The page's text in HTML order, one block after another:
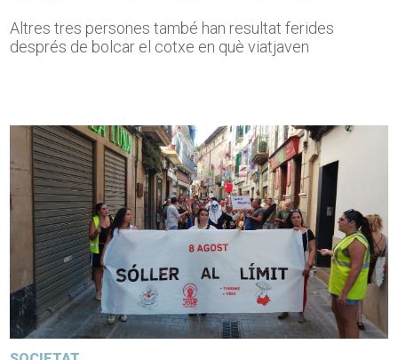
Altres tres persones també han resultat ferides
després de bolcar el cotxe en què viatjaven